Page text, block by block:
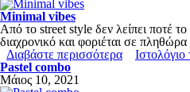
ΠΑΝΩΦΌΡΙΑ
Μπουφάν/Παλτό
Σακάκια
Ζακέτες
Minimal vibes
Από το street style δεν λείπει ποτέ
διαχρονικό και φοριέται σε
Διαβάστε περισσότερα για Minimal
Pastel combo
Μάιος 10, 2021